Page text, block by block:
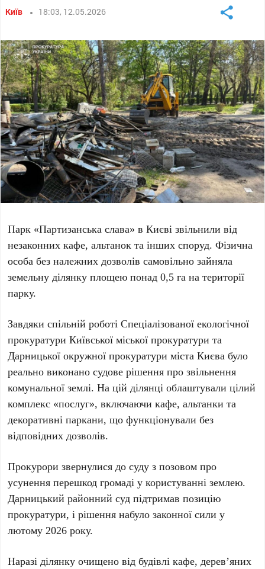
Київ 18:03, 12.05.2026
Парк «Партизанська слава» в Києві звільнили від
незаконних кафе, альтанок та інших споруд. Фізична
особа без належних дозволів самовільно зайняла
земельну ділянку площею понад 0,5 га на території
парку.
Завдяки спільній роботі Спеціалізованої екологічної
прокуратури Київської міської прокуратури та
Дарницької окружної прокуратури міста Києва було
реально виконано судове рішення про звільнення
комунальної землі. На цій ділянці облаштували цілий
комплекс «послуг», включаючи кафе, альтанки та
декоративні паркани, що функціонували без
відповідних дозволів.
Прокурори звернулися до суду з позовом про
усунення перешкод громаді у користуванні землею.
Дарницький районний суд підтримав позицію
прокуратури, і рішення набуло законної сили у
лютому 2026 року.
Наразі ділянку очищено від будівлі кафе, дерев’яних